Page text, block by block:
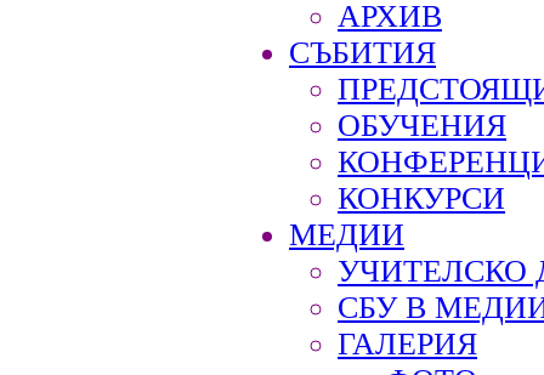
АРХИВ
СЪБИТИЯ
ОБУЧЕНИЯ
КОНКУРСИ
МЕДИИ
УЧИТЕЛСКО
СБУ В
ГАЛЕРИЯ